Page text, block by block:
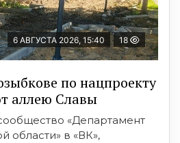
6 АВГУСТА 2026, 15:40 18
по нацпроекту
аллею Славы
«Департамент
области» в «ВК»,